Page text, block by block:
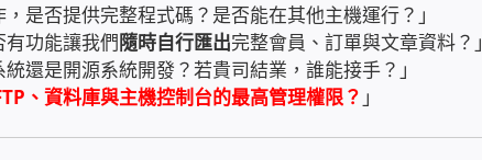
，是否提供完整程式碼？是否能在其他主機運行？」
有功能讓我們隨時自行匯出完整會員、訂單與文章資料？」
統還是開源系統開發？若貴司結業，誰能接手？」
、 資料庫與主機控制台的最高管理權限？ 」